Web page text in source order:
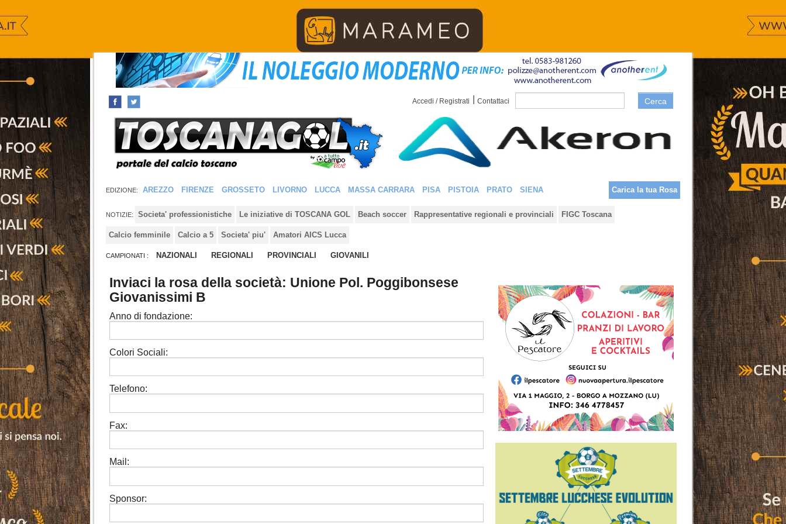
Accedi / Registrati Contattaci Cerca
EDIZIONE: AREZZO FIRENZE GROSSETO LIVORNO LUCCA MASSA CARRARA PISA PISTOIA PRATO SIENA Carica la tua Rosa
NOTIZIE: Societa' professionistiche Le iniziative di TOSCANA GOL Beach soccer Rappresentative regionali e provinciali FIGC Toscana
Calcio femminile Calcio a 5 Societa' piu' Amatori AICS Lucca
CAMPIONATI : NAZIONALI REGIONALI PROVINCIALI GIOVANILI
Inviaci la rosa della società: Unione Pol. Poggibonsese
Giovanissimi B
Anno di fondazione:
Colori Sociali:
Telefono:
Fax:
Mail:
Sponsor: